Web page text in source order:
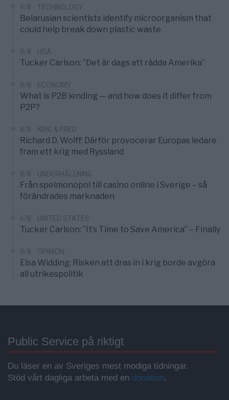
9/8 TECHNOLOGY
Belarusian scientists identify microorganism that
could help break down plastic waste
9/8 USA
Tucker Carlson: ”Det är dags att rädda Amerika”
9/8 ECONOMY
What is P2B lending — and how does it differ from
P2P?
8/8 KRIG & FRED
Richard D. Wolff: Därför provocerar Europas ledare
fram ett krig med Ryssland
8/8 UNDERHÅLLNING
Från spelmonopol till casino online i Sverige – så
förändrades marknaden
6/8 UNITED STATES
Tucker Carlson: ”It’s Time to Save America” – Finally
5/8 OPINION
Elsa Widding: Risken att dras in i krig borde avgöra
all utrikespolitik
Public Service på riktigt
Du läser en av Sveriges mest modiga tidningar.
Stöd vårt dagliga arbeta med en donation.